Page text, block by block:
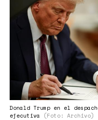
Donald Trump en el
ejecutiva
(Foto: Archivo)